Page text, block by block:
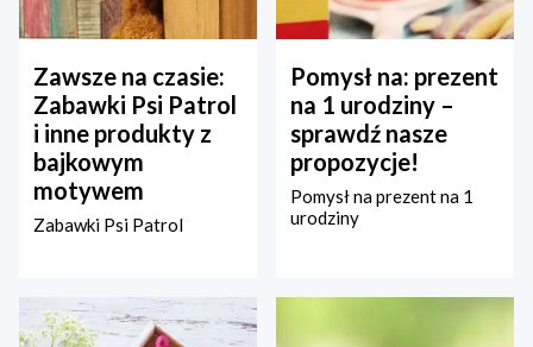
Zawsze na czasie:
Zabawki Psi Patrol
i inne produkty z
bajkowym
motywem
Zabawki Psi Patrol
Pomysł na: prezent
na 1 urodziny –
sprawdź nasze
propozycje!
Pomysł na prezent na 1
urodziny